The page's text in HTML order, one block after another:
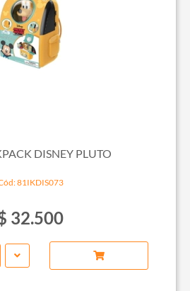
DISNEY PLUTO
81IKDIS073
32.500